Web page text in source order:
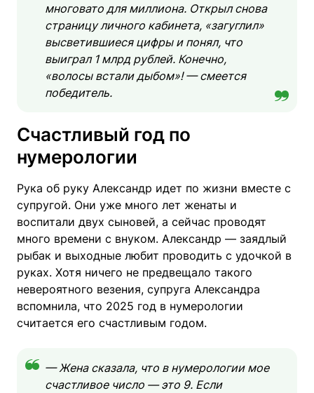
многовато для миллиона. Открыл снова
страницу личного кабинета, «загуглил»
высветившиеся цифры и понял, что
выиграл 1 млрд рублей. Конечно,
«волосы встали дыбом»! — смеется
победитель.
Счастливый год по
нумерологии
Рука об руку Александр идет по жизни вместе с
супругой. Они уже много лет женаты и
воспитали двух сыновей, а сейчас проводят
много времени с внуком. Александр — заядлый
рыбак и выходные любит проводить с удочкой в
руках. Хотя ничего не предвещало такого
невероятного везения, супруга Александра
вспомнила, что 2025 год в нумерологии
считается его счастливым годом.
— Жена сказала, что в нумерологии мое
счастливое число — это 9. Если